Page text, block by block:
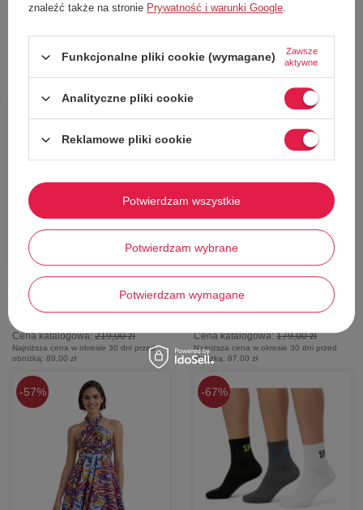
siebie!
Polecamy
63%
Torba na ramię Quiksilver The
Deem plecak 2w1 granatowa z
logo, miejska szkolna
Cena katalogowa:219,00 zł
Najniższa cena w okresie 30 dni przed
obniżką: 89,00 zł
59%
Bluza chłopięca Quiksilver Easy
Day Zip Up dresowa z kapturem
Cena katalogowa:179,00 zł
Najniższa cena w okresie 30 dni przed
obniżką: 87,00 zł
57% 67%
znaleźć także na stronie Prywatność i warunki Google.
Funkcjonalne pliki cookie (wymagane)
Zawsze
aktywne
Analityczne pliki cookie
Reklamowe pliki cookie
Potwierdzam wybrane
Potwierdzam wymagane
Potwierdzam wszystkie